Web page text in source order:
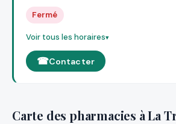
Fermé
Voir tous les horaires
Contacter
Carte des pharmacies à La